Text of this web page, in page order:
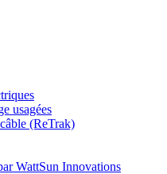
usagées
(ReTrak)
WattSun Innovations